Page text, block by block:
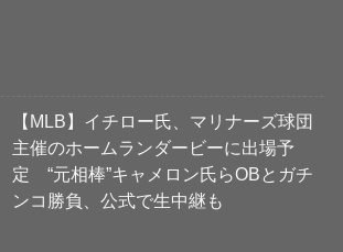
【MLB】イチロー氏、マリナーズ球団
主催のホームランダービーに出場予
定 “元相棒”キャメロン氏らOBとガチ
ンコ勝負、公式で生中継も